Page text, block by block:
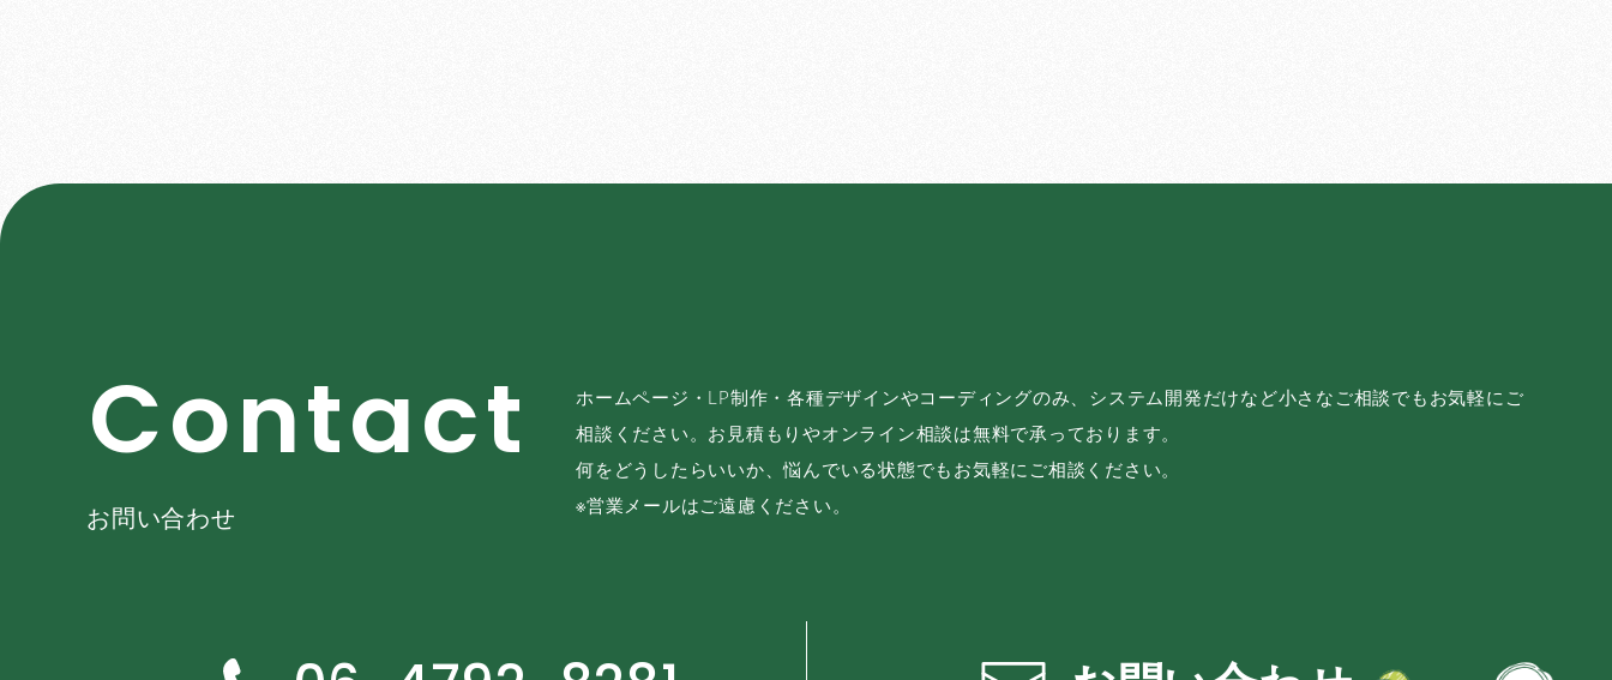
Contact
お問い合わせ
ホームページ・LP制作・各種デザインやコーディングのみ、システム開発だけなど小さなご相談でもお気軽にご
相談ください。お見積もりやオンライン相談は無料で承っております。
何をどうしたらいいか、悩んでいる状態でもお気軽にご相談ください。
※営業メールはご遠慮ください。